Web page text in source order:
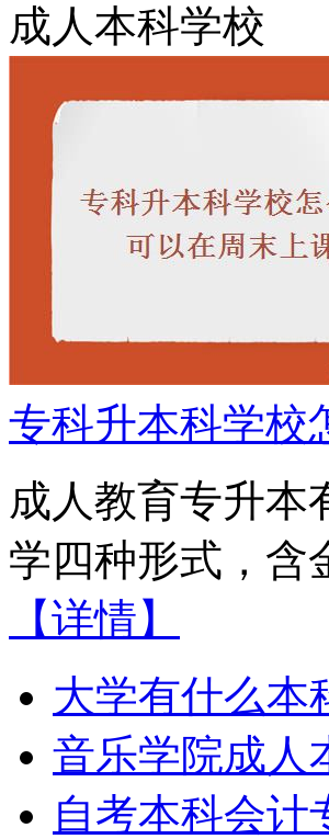
成人本科学校
专科升本科学校
成人教育专升本
学四种形式，含
【详情】
大学有什么本
音乐学院成人
自考本科会计